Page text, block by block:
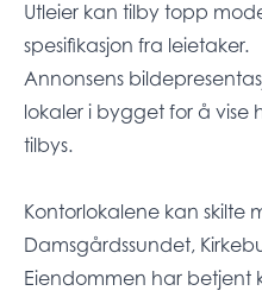
Utleier kan tilby topp
spesifikasjon fra leietaker.
Annonsens
lokaler i bygget for å vise
tilbys.
Kontorlokalene kan skilte
Damsgårdssundet,
Eiendommen har betjent